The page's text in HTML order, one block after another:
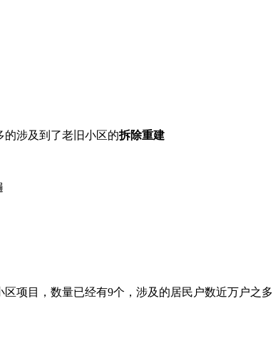
的涉及到了老旧小区的拆除重建
项目，数量已经有9个，涉及的居民户数近万户之多